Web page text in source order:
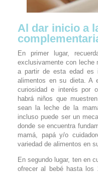
Al dar inicio a
En primer lugar,
exclusivamente con
a partir de esta edad es
alimentos en su dieta. A
curiosidad e interés por
habrá niños que
sean la leche de la
incluso puede ser un
donde se encuentra
mamá, papá y/o
variedad de alimentos en
En segundo lugar, ten en
ofrecer al bebé hasta